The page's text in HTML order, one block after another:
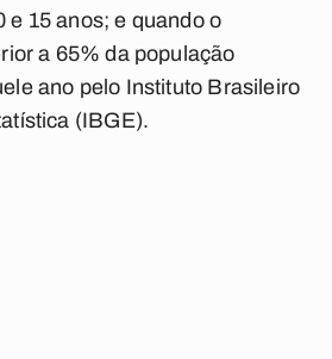
e 15 anos; e quando o
a 65% da população
ano pelo Instituto Brasileiro
(IBGE).